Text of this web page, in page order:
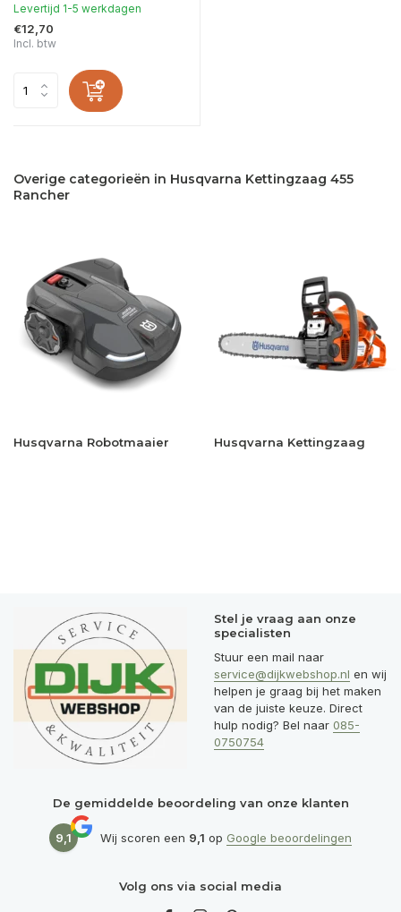
Levertijd 1-5 werkdagen
€12,70
Incl. btw
Overige categorieën in Husqvarna Kettingzaag 455
Rancher
Husqvarna Robotmaaier Husqvarna Kettingzaag
Stel je vraag aan onze
specialisten
Stuur een mail naar
service@dijkwebshop.nl en wij
helpen je graag bij het maken
van de juiste keuze. Direct
hulp nodig? Bel naar 085-
0750754
De gemiddelde beoordeling van onze klanten
9,1 Wij scoren een 9,1 op Google beoordelingen
Volg ons via social media